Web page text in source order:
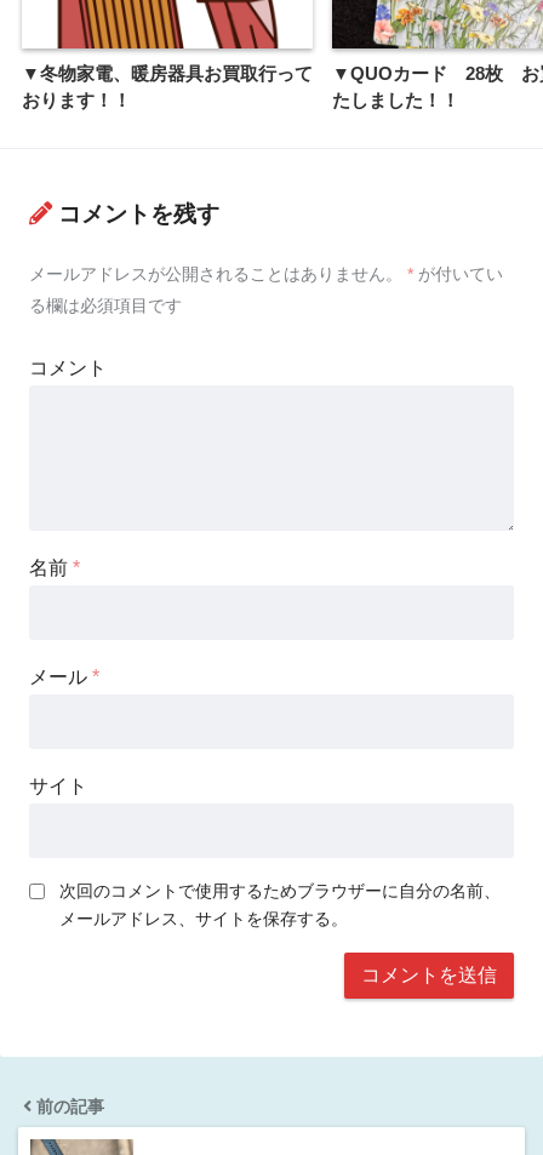
▼冬物家電、暖房器具お買取行って
おります！！
▼QUOカード 28枚 お
たしました！！
コメントを残す
メールアドレスが公開されることはありません。 * が付いてい
る欄は必須項目です
コメント
名前 *
メール *
サイト
次回のコメントで使用するためブラウザーに自分の名前、
メールアドレス、サイトを保存する。
前の記事